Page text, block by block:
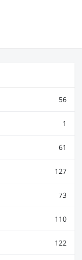
56
1
61
127
73
110
122